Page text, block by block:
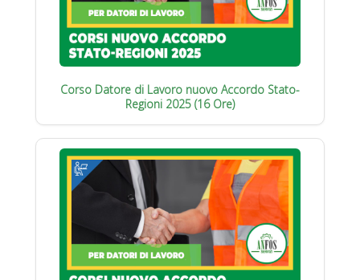
Corso Datore di Lavoro nuovo Accordo Stato-
Regioni 2025 (16 Ore)